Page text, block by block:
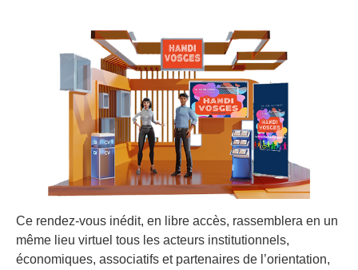
Ce rendez-vous inédit, en libre accès, rassemblera en un
même lieu virtuel tous les acteurs institutionnels,
économiques, associatifs et partenaires de l’orientation,